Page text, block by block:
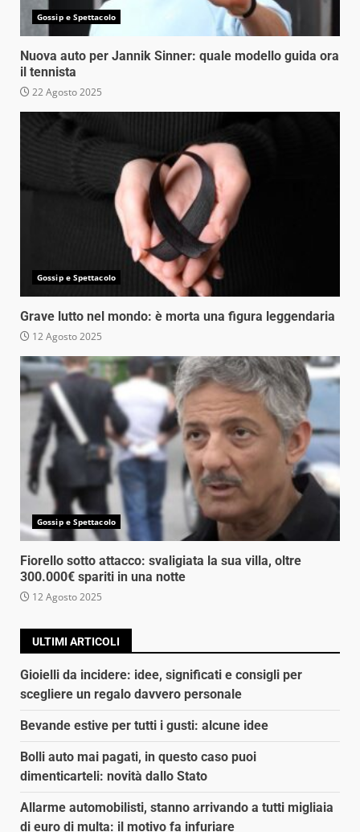
Gossip e Spettacolo
Nuova auto per Jannik Sinner: quale modello guida ora
il tennista
22 Agosto 2025
Gossip e Spettacolo
Grave lutto nel mondo: è morta una figura leggendaria
12 Agosto 2025
Gossip e Spettacolo
Fiorello sotto attacco: svaligiata la sua villa, oltre
300.000€ spariti in una notte
12 Agosto 2025
ULTIMI ARTICOLI
Gioielli da incidere: idee, significati e consigli per
scegliere un regalo davvero personale
Bevande estive per tutti i gusti: alcune idee
Bolli auto mai pagati, in questo caso puoi
dimenticarteli: novità dallo Stato
Allarme automobilisti, stanno arrivando a tutti migliaia
di euro di multa: il motivo fa infuriare